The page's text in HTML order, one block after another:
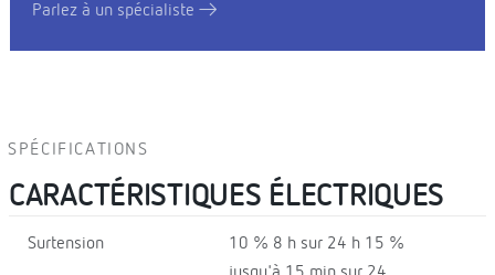
Parlez à un spécialiste
SPÉCIFICATIONS
CARACTÉRISTIQUES ÉLECTRIQUES
Surtension
10 % 8 h sur 24 h 15 %